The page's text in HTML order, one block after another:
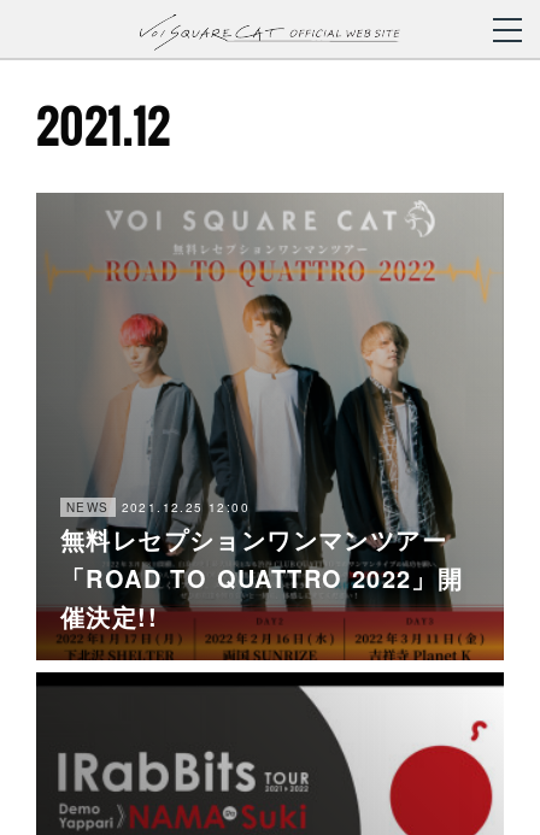
2021.12
NEWS 2021.12.25 12:00
無料レセプションワンマンツアー
「ROAD TO QUATTRO 2022」開
催決定!!